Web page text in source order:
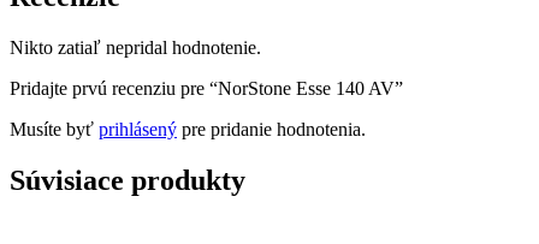
Nikto zatiaľ nepridal hodnotenie.
Pridajte prvú recenziu pre “NorStone Esse 140 AV”
Musíte byť prihlásený pre pridanie hodnotenia.
Súvisiace produkty